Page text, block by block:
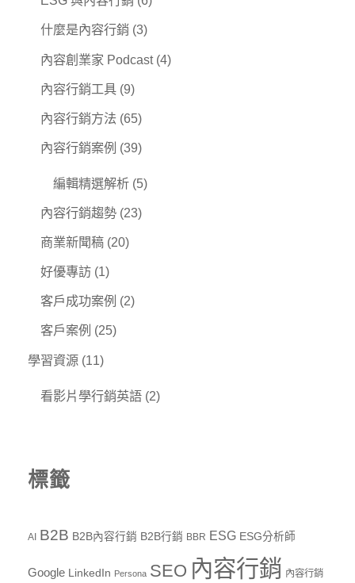
什麼是內容行銷 (3)
內容創業家 Podcast(4)
內容行銷工具 (9)
內容行銷方法 (65)
內容行銷案例 (39)
編輯精選解析 (5)
內容行銷趨勢 (23)
商業新聞稿 (20)
好優專訪 (1)
客戶成功案例 (2)
客戶案例 (25)
學習資源 (11)
看影片學行銷英語 (2)
標籤
AI B2B B2B內容行銷 B2B行銷 BBR ESG ESG分析師
Google LinkedIn Persona SEO 內容行銷 內容行銷